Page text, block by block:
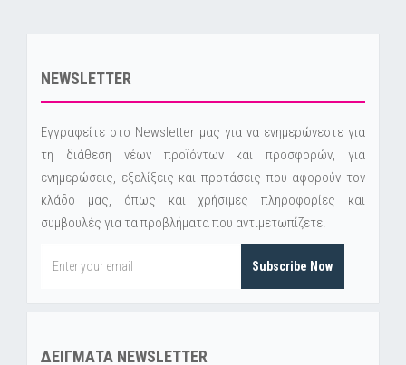
NEWSLETTER
Εγγραφείτε στο Newsletter μας για να ενημερώνεστε για
τη διάθεση νέων προϊόντων και προσφορών, για
ενημερώσεις, εξελίξεις και προτάσεις που αφορούν τον
κλάδο μας, όπως και χρήσιμες πληροφορίες και
συμβουλές για τα προβλήματα που αντιμετωπίζετε.
Subscribe Now
ΔΕΙΓΜΑΤΑ NEWSLETTER